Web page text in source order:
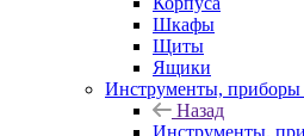
Шкафы
Щиты
Ящики
Инструменты, приборы
Назад
Инструменты,